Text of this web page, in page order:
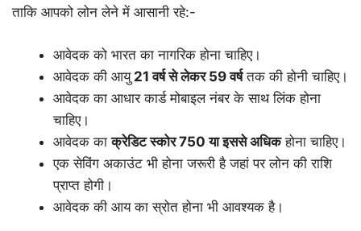
ताकि आपको लोन लेने में आसानी रहे:-
आवेदक को भारत का नागरिक होना चाहिए।
आवेदक की आयु21वर्ष से लेकर59वर्षतक की होनी चाहिए।
आवेदक का आधार कार्ड मोबाइल नंबर के साथ लिंक होना
चाहिए।
आवेदक काक्रेडिट स्कोर750या इससे अधिकहोना चाहिए।
एक सेविंग अकाउंट भी होना जरूरी है जहां पर लोन की राशि
प्राप्त होगी।
आवेदक की आय का स्रोत होना भी आवश्यक है।